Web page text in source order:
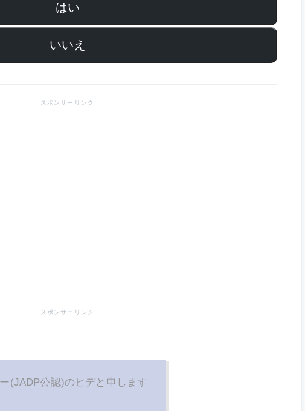
はい
いいえ
(JADP公認)のヒデと申します